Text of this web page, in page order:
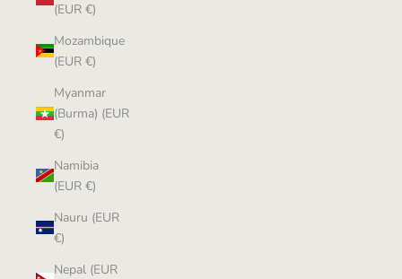
(EUR €)
Mozambique
(EUR €)
Myanmar
(Burma) (EUR
€)
Namibia
(EUR €)
Nauru (EUR
€)
Nepal (EUR